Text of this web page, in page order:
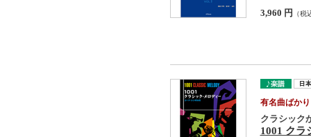
3,960 円 （税
有名曲ばか
クラシック
1001 クラ